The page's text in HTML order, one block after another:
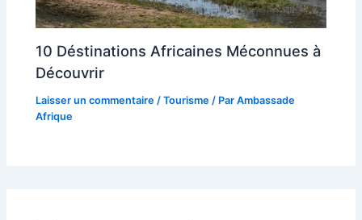
10 Déstinations Africaines Méconnues à
Découvrir
Laisser un commentaire /Tourisme / ParAmbassade
Afrique